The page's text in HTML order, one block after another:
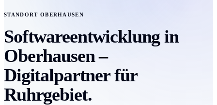
STANDORT OBERHAUSEN
Softwareentwicklung in
Oberhausen –
Digitalpartner für
Ruhrgebiet.